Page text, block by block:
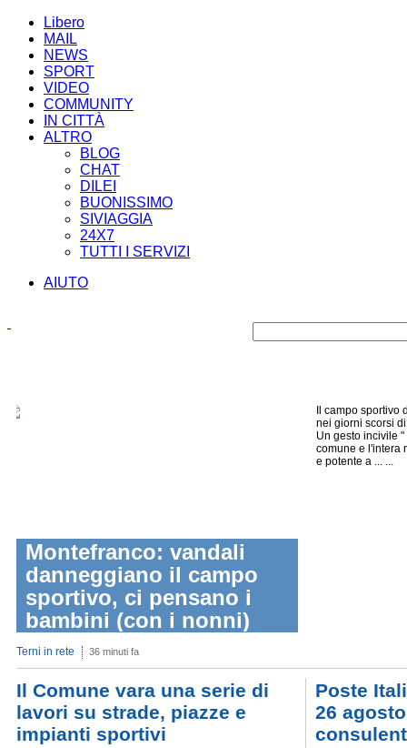
Libero
MAIL
NEWS
SPORT
VIDEO
COMMUNITY
IN CITTÀ
ALTRO
BLOG
CHAT
DILEI
BUONISSIMO
SIVIAGGIA
24X7
TUTTI I SERVIZI
AIUTO
Montefranco: vandali
danneggiano il campo
sportivo, ci pensano i
bambini (con i nonni)
Terni in rete 36 minuti fa
Il campo
nei giorni scorsi
Un gesto incivile
comune e l'intera
e potente a ... ...
Il Comune vara una serie di
lavori su strade, piazze e
impianti sportivi
Poste
26